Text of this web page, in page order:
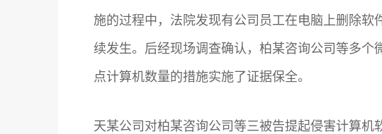
施的过程中，法院发现有公司员工在电脑上删除
续发生。后经现场调查确认，柏某咨询公司等多
点计算机数量的措施实施了证据保全。
天某公司对柏某咨询公司等三被告提起侵害计算